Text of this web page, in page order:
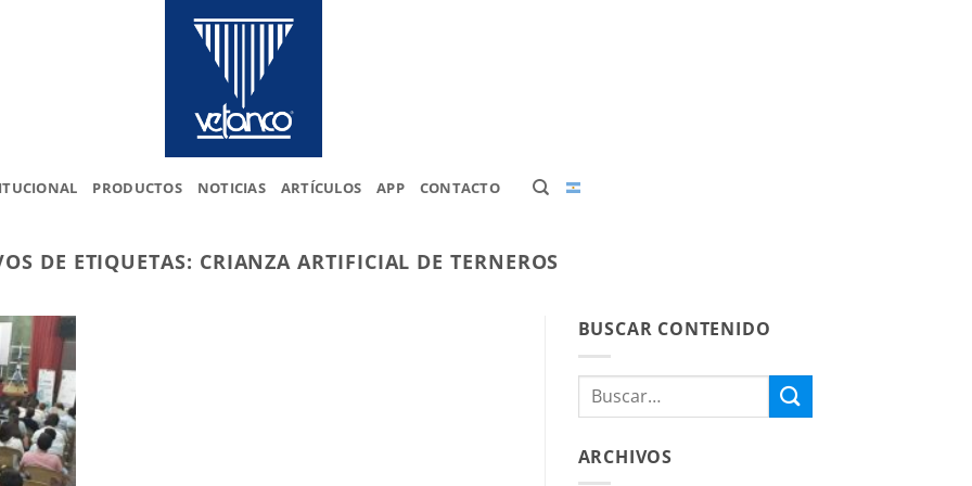
PRODUCTOS NOTICIAS ARTÍCULOS APP CONTACTO
DE ETIQUETAS: CRIANZA ARTIFICIAL DE TERNEROS
BUSCAR CONTENIDO
ARCHIVOS